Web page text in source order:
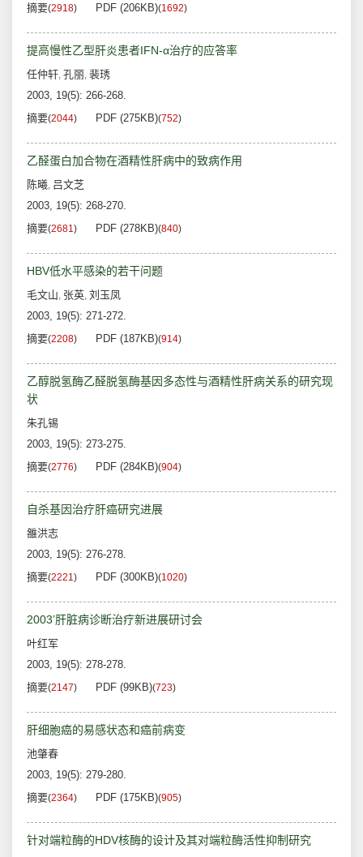
摘要(2918) PDF (206KB)(1692)
提高慢性乙型肝炎患者IFN-α治疗的应答率
任仲轩, 孔丽, 裴琇
2003, 19(5): 266-268.
摘要(2044) PDF (275KB)(752)
乙醛蛋白加合物在酒精性肝病中的致病作用
陈曦, 吕文芝
2003, 19(5): 268-270.
摘要(2681) PDF (278KB)(840)
HBV低水平感染的若干问题
毛文山, 张英, 刘玉凤
2003, 19(5): 271-272.
摘要(2208) PDF (187KB)(914)
乙醇脱氢酶乙醛脱氢酶基因多态性与酒精性肝病关系的研究现
状
朱孔锡
2003, 19(5): 273-275.
摘要(2776) PDF (284KB)(904)
自杀基因治疗肝癌研究进展
雒洪志
2003, 19(5): 276-278.
摘要(2221) PDF (300KB)(1020)
2003’肝脏病诊断治疗新进展研讨会
叶红军
2003, 19(5): 278-278.
摘要(2147) PDF (99KB)(723)
肝细胞癌的易感状态和癌前病变
池肇春
2003, 19(5): 279-280.
摘要(2364) PDF (175KB)(905)
针对端粒酶的HDV核酶的设计及其对端粒酶活性抑制研究